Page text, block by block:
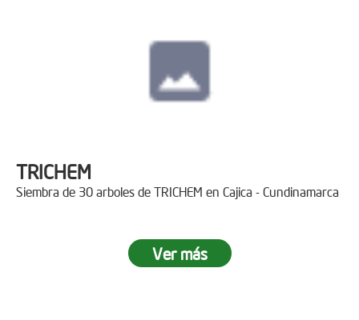
TRICHEM
Siembra de 30 arboles de TRICHEM en Cajica - Cundinamarca
Ver más